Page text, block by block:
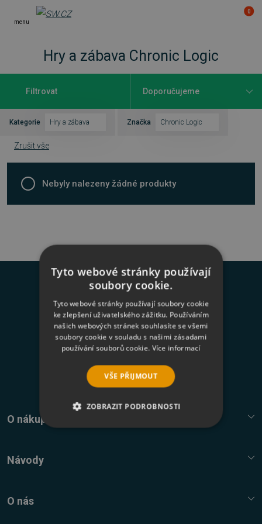
menu
0
Hry a zábava Chronic Logic
Filtrovat
Kategorie Hry a zábava Značka Chronic Logic
Zrušit vše
Nebyly nalezeny žádné produkty
Novinky na váš e-mail
Odesláním formuláře souhlasím sezasíláním
newsletterů a zpracováním osobních údajů
Přihlásit k odběru
O nákupu
Elektronické licence a trezor
Návody
Návody, tipy, triky
O nás
Tyto webové stránky používají
soubory cookie.
Tyto webové stránky používají soubory cookie
ke zlepšení uživatelského zážitku. Používáním
našich webových stránek souhlasíte se všemi
soubory cookie v souladu s našimi zásadami
používání souborů cookie. Více informací
VŠE PŘIJMOUT
ZOBRAZIT PODROBNOSTI